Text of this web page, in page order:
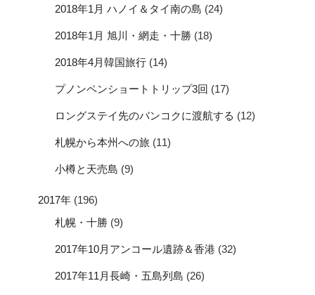
2018年1月 ハノイ＆タイ南の島 (24)
2018年1月 旭川・網走・十勝 (18)
2018年4月韓国旅行 (14)
プノンペンショートトリップ3回 (17)
ロングステイ先のバンコクに渡航する (12)
札幌から本州への旅 (11)
小樽と天売島 (9)
2017年 (196)
札幌・十勝 (9)
2017年10月アンコール遺跡＆香港 (32)
2017年11月長崎・五島列島 (26)